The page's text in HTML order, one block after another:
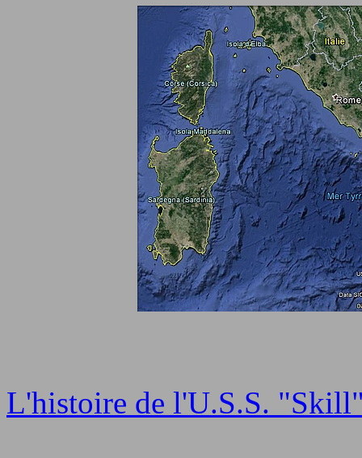
L'histoire de l'U.S.S.